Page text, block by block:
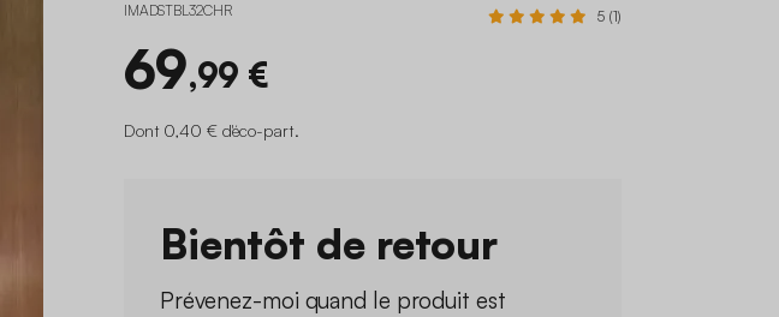
IMADSTBL32CHR 5 (1)
69,99 €
Dont 0,40 € d'éco-part.
Bientôt de retour
Prévenez-moi quand le produit est